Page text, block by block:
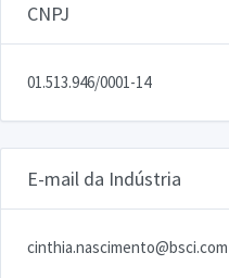
CNPJ
01.513.946/0001-14
E-mail da Indústria
cinthia.nascimento@bsci.com